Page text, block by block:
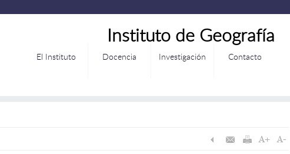
Instituto de Geografía
El Instituto Docencia Investigación Contacto